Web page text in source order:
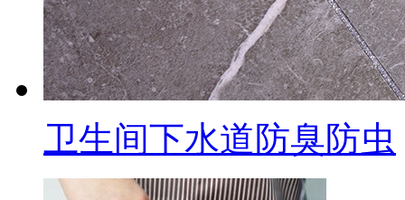
卫生间下水道防臭防虫